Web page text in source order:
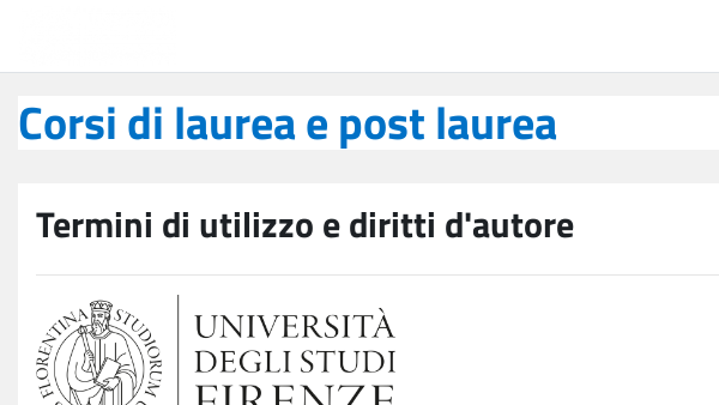
Corsi di laurea e post laurea
Termini di utilizzo e diritti d'autore